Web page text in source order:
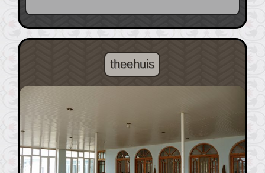
theehuis